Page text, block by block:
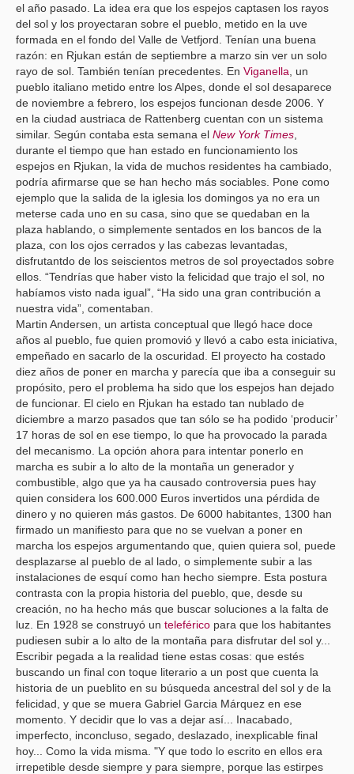
el año pasado. La idea era que los espejos captasen los rayos
del sol y los proyectaran sobre el pueblo, metido en la uve
formada en el fondo del Valle de Vetfjord. Tenían una buena
razón: en Rjukan están de septiembre a marzo sin ver un solo
rayo de sol. También tenían precedentes. En Viganella , un
pueblo italiano metido entre los Alpes, donde el sol desaparece
de noviembre a febrero, los espejos funcionan desde 2006. Y
en la ciudad austriaca de Rattenberg cuentan con un sistema
similar. Según contaba esta semana el New York Times
durante el tiempo que han estado en funcionamiento los
espejos en Rjukan, la vida de muchos residentes ha cambiado,
podría afirmarse que se han hecho más sociables. Pone como
ejemplo que la salida de la iglesia los domingos ya no era un
meterse cada uno en su casa, sino que se quedaban en la
plaza hablando, o simplemente sentados en los bancos de la
plaza, con los ojos cerrados y las cabezas levantadas,
disfrutantdo de los seiscientos metros de sol proyectados sobre
ellos. “Tendrías que haber visto la felicidad que trajo el sol, no
habíamos visto nada igual”, “Ha sido una gran contribución a
nuestra vida”, comentaban.
Martin Andersen, un artista conceptual que llegó hace doce
años al pueblo, fue quien promovió y llevó a cabo esta iniciativa,
empeñado en sacarlo de la oscuridad. El proyecto ha costado
diez años de poner en marcha y parecía que iba a conseguir su
propósito, pero el problema ha sido que los espejos han dejado
de funcionar. El cielo en Rjukan ha estado tan nublado de
diciembre a marzo pasados que tan sólo se ha podido ‘producir’
17 horas de sol en ese tiempo, lo que ha provocado la parada
del mecanismo. La opción ahora para intentar ponerlo en
marcha es subir a lo alto de la montaña un generador y
combustible, algo que ya ha causado controversia pues hay
quien considera los 600.000 Euros invertidos una pérdida de
dinero y no quieren más gastos. De 6000 habitantes, 1300 han
firmado un manifiesto para que no se vuelvan a poner en
marcha los espejos argumentando que, quien quiera sol, puede
desplazarse al pueblo de al lado, o simplemente subir a las
instalaciones de esquí como han hecho siempre. Esta postura
contrasta con la propia historia del pueblo, que, desde su
creación, no ha hecho más que buscar soluciones a la falta de
luz. En 1928 se construyó un teleférico para que los habitantes
pudiesen subir a lo alto de la montaña para disfrutar del sol y...
Escribir pegada a la realidad tiene estas cosas: que estés
buscando un final con toque literario a un post que cuenta la
historia de un pueblito en su búsqueda ancestral del sol y de la
felicidad, y que se muera Gabriel Garcia Márquez en ese
momento. Y decidir que lo vas a dejar así... Inacabado,
imperfecto, inconcluso, segado, deslazado, inexplicable final
hoy... Como la vida misma. "Y que todo lo escrito en ellos era
irrepetible desde siempre y para siempre, porque las estirpes